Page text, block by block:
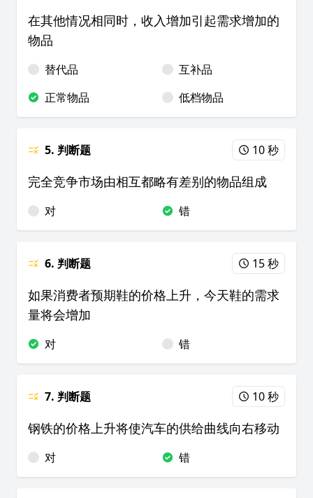
在其他情况相同时，收入增加引起需求增加的
物品
替代品
互补品
正常物品
低档物品
5. 判断题 10 秒
完全竞争市场由相互都略有差别的物品组成
对 错
6. 判断题 15 秒
如果消费者预期鞋的价格上升，今天鞋的需求
量将会增加
对 错
7. 判断题 10 秒
钢铁的价格上升将使汽车的供给曲线向右移动
对 错